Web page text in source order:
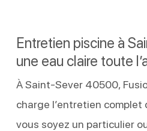
Entretien piscine à
une eau claire toute
À Saint-Sever 40500,
charge l’entretien complet
vous soyez un particulier